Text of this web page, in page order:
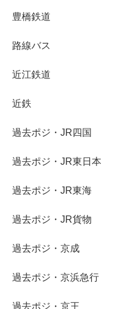
豊橋鉄道
路線バス
近江鉄道
近鉄
過去ポジ・JR四国
過去ポジ・JR東日本
過去ポジ・JR東海
過去ポジ・JR貨物
過去ポジ・京成
過去ポジ・京浜急行
過去ポジ・京王